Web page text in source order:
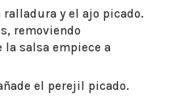
y el ajo picado.
removiendo
salsa empiece a
el perejil picado.